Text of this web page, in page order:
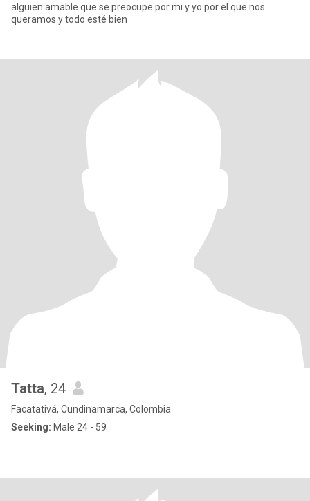
alguien amable que se preocupe por mi y yo por el que nos
queramos y todo esté bien
Tatta, 24
Facatativá, Cundinamarca, Colombia
Seeking: Male 24 - 59